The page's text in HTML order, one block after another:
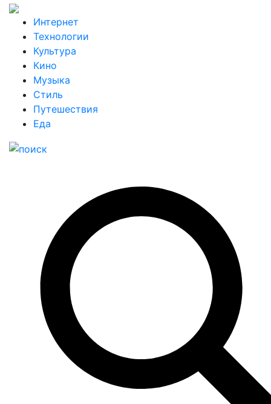
Интернет
Технологии
Культура
Кино
Музыка
Стиль
Путешествия
Еда